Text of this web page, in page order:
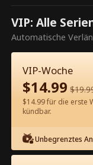
Dies ist
VIP: Alle
Automatische
VIP-Woche
$14.99 $
$14.99 für die erste
kündbar.
Unbegrenztes